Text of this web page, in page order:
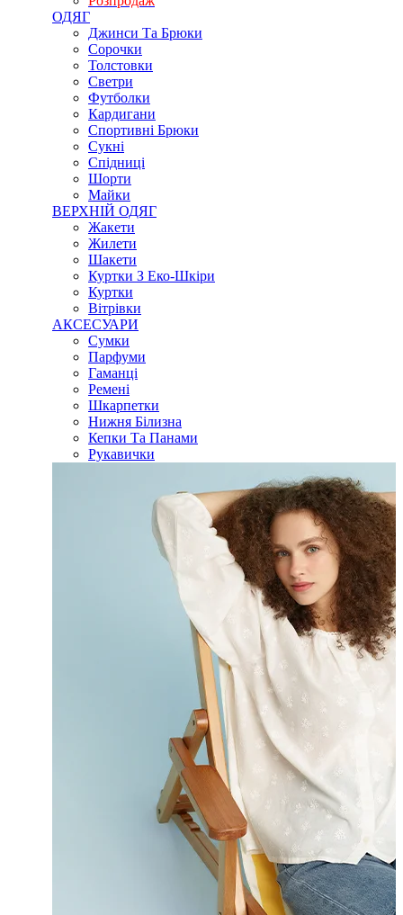
ОДЯГ
Джинси Та Брюки
Сорочки
Толстовки
Светри
Футболки
Кардигани
Спортивні Брюки
Сукні
Спідниці
Шорти
Майки
ВЕРХНІЙ ОДЯГ
Жакети
Жилети
Шакети
Куртки З Еко-Шкіри
Куртки
Вітрівки
АКСЕСУАРИ
Сумки
Парфуми
Гаманці
Ремені
Шкарпетки
Нижня Білизна
Кепки Та Панами
Рукавички